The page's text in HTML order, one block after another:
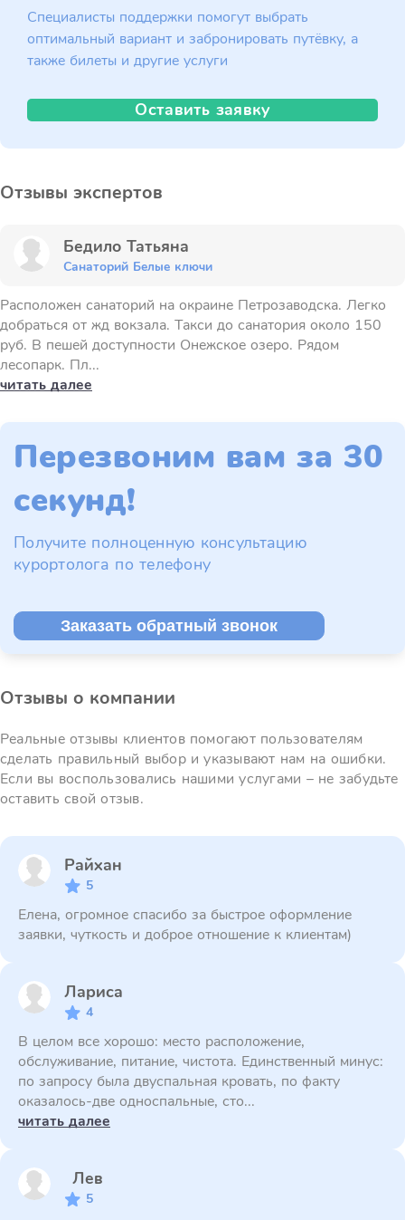
Специалисты поддержки помогут выбрать
оптимальный вариант и забронировать путёвку, а
также билеты и другие услуги
Оставить заявку
Отзывы экспертов
Бедило Татьяна
Санаторий Белые ключи
Расположен санаторий на окраине Петрозаводска. Легко
добраться от жд вокзала. Такси до санатория около 150
руб. В пешей доступности Онежское озеро. Рядом
лесопарк. Пл...
читать далее
Перезвоним вам за 30
секунд!
Получите полноценную консультацию
курортолога по телефону
Заказать обратный звонок
Отзывы о компании
Реальные отзывы клиентов помогают пользователям
сделать правильный выбор и указывают нам на ошибки.
Если вы воспользовались нашими услугами – не забудьте
оставить свой отзыв.
Райхан
5
Елена, огромное спасибо за быстрое оформление
заявки, чуткость и доброе отношение к клиентам)
Лариса
4
В целом все хорошо: место расположение,
обслуживание, питание, чистота. Единственный минус:
по запросу была двуспальная кровать, по факту
оказалось-две односпальные, сто...
читать далее
Лев
5